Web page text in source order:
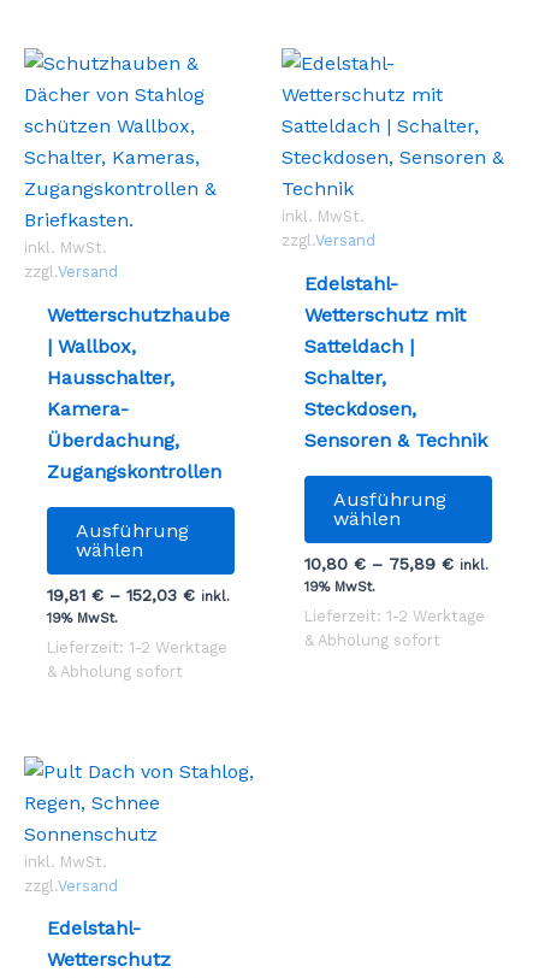
können
Produktseite
gewählt
werden
inkl. MwSt.
zzgl.Versand
Wetterschutzhaube
| Wallbox,
Hausschalter,
Kamera-
Überdachung,
Zugangskontrollen
Ausführung
wählen
Dieses
Produkt
weist
mehrere
Varianten
können
19,81€ –152,03€ inkl.
19% MwSt.
Lieferzeit: 1-2 Werktage
& Abholung sofort
inkl. MwSt.
zzgl.Versand
Edelstahl-
Wetterschutz mit
Satteldach |
Schalter,
Steckdosen,
Sensoren & Technik
Ausführung
wählen
weist
10,80€ – 75,89€ inkl.
19% MwSt.
Lieferzeit: 1-2 Werktage
& Abholung sofort
inkl. MwSt.
zzgl.Versand
Edelstahl-
Wetterschutz